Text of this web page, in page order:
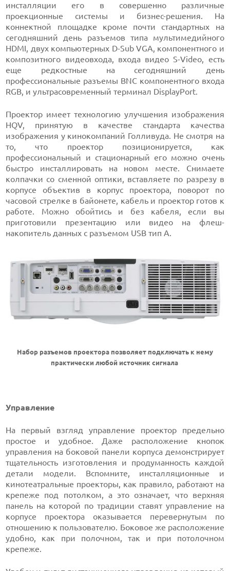
инсталляции его в совершенно различные
проекционные системы и бизнес-решения. На
коннектной площадке кроме почти стандартных на
сегодняшний день разъемов типа мультимедийного
HDMI, двух компьютерных D-Sub VGA, компонентного и
композитного видеовхода, входа видео S-Video, есть
еще редкостные на сегодняшний день
профессиональные разъемы BNC компонентного входа
RGB, и ультрасовременный терминал DisplayPort.
Проектор имеет технологию улучшения изображения
HQV, принятую в качестве стандарта качества
изображения у кинокомпаний Голливуда. Не смотря на
то, что проектор позиционируется, как
профессиональный и стационарный его можно очень
быстро инсталлировать на новом месте. Снимаете
колпачки со сменной оптики, вставляете по разрезу в
корпусе объектив в корпус проектора, поворот по
часовой стрелке в байонете, кабель и проектор готов к
работе. Можно обойтись и без кабеля, если вы
приготовили презентацию или видео на флеш-
накопитель данных с разъемом USB тип А.
Набор разъемов проектора позволяет подключать к нему
практически любой источник сигнала
Управление
На первый взгляд управление проектор предельно
простое и удобное. Даже расположение кнопок
управления на боковой панели корпуса демонстрирует
тщательность изготовления и продуманность каждой
детали модели. Вспомните, инсталляционные и
кинотеатральные проекторы, как правило, работают на
крепеже под потолком, а это означает, что верхняя
панель на которой по традиции ставят управление на
корпусе проектора оказывается перевернутым по
отношению к пользователю. Боковое же расположение
удобно, как при полочном, так и при потолочном
крепеже.